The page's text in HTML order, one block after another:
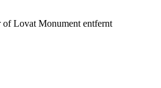
Lovat Monument entfernt